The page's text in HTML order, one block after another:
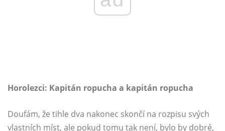
Horolezci: Kapitán ropucha a kapitán ropucha
Doufám, že tihle dva nakonec skončí na rozpisu svých
vlastních míst, ale pokud tomu tak není, bylo by dobré,